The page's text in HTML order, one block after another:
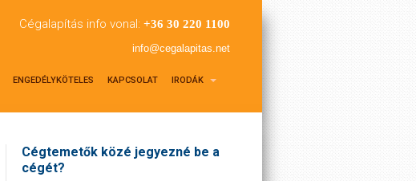
Cégalapítás info vonal: +36 30 220 1100
info@cegalapitas.net
ENGEDÉLYKÖTELES KAPCSOLAT IRODÁK
Cégtemetők közé jegyezné be a
cégét?